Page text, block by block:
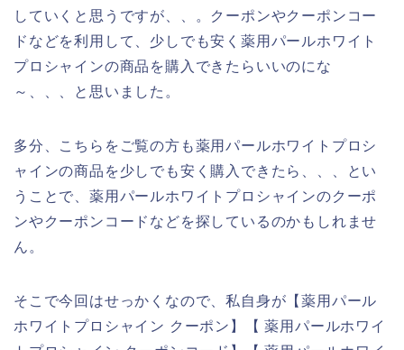
していくと思うですが、、。クーポンやクーポンコー
ドなどを利用して、少しでも安く薬用パールホワイト
プロシャインの商品を購入できたらいいのにな
～、、、と思いました。
多分、こちらをご覧の方も薬用パールホワイトプロシ
ャインの商品を少しでも安く購入できたら、、、とい
うことで、薬用パールホワイトプロシャインのクーポ
ンやクーポンコードなどを探しているのかもしれませ
ん。
そこで今回はせっかくなので、私自身が【薬用パール
ホワイトプロシャイン クーポン】【 薬用パールホワイ